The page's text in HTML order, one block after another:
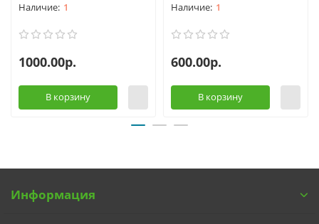
1
1000.00р.
В корзину
1
600.00р.
В корзину
Информация